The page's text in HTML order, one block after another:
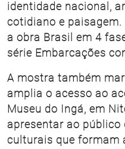
identidade nacional,
cotidiano e
a obra Brasil em 4
série Embarcações
A mostra também
amplia o acesso ao
Museu do Ingá, em
apresentar ao
culturais que formam